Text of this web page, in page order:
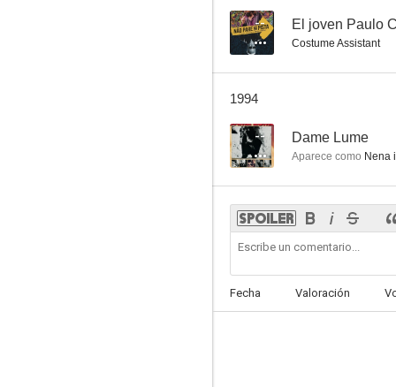
-- El joven Paulo
Costume Assistant
1994
-- Dame Lume
Aparece como Nena
Fecha Valoración